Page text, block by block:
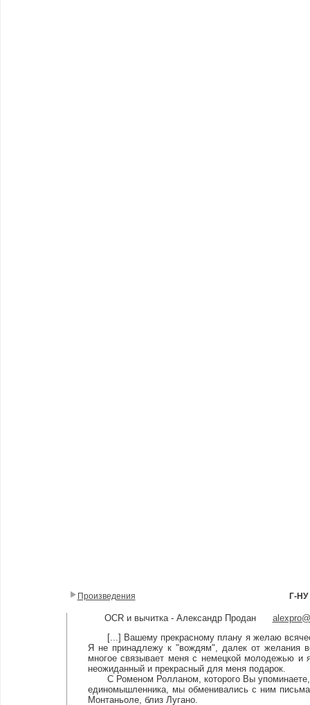
Произведения Г-
OCR и вычитка - Александр Продан
[...] Вашему прекрасному плану я желаю
Я не принадлежу к "вождям", далек от желания
многое связывает меня с немецкой молодежью
неожиданный и прекрасный для меня подарок.
С Роменом Ролланом, которого Вы упоминаете,
единомышленника, мы обменивались с ним
Монтаньоле, близ Лугано.